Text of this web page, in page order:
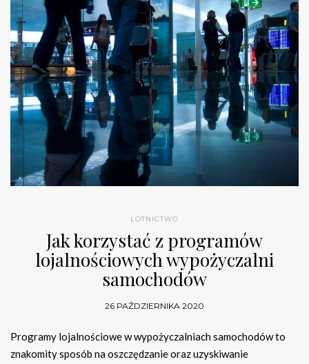
LOTNICTWO
Jak korzystać z programów
lojalnościowych wypożyczalni
samochodów
26 PAŹDZIERNIKA 2020
Programy lojalnościowe w wypożyczalniach samochodów to
znakomity sposób na oszczędzanie oraz uzyskiwanie